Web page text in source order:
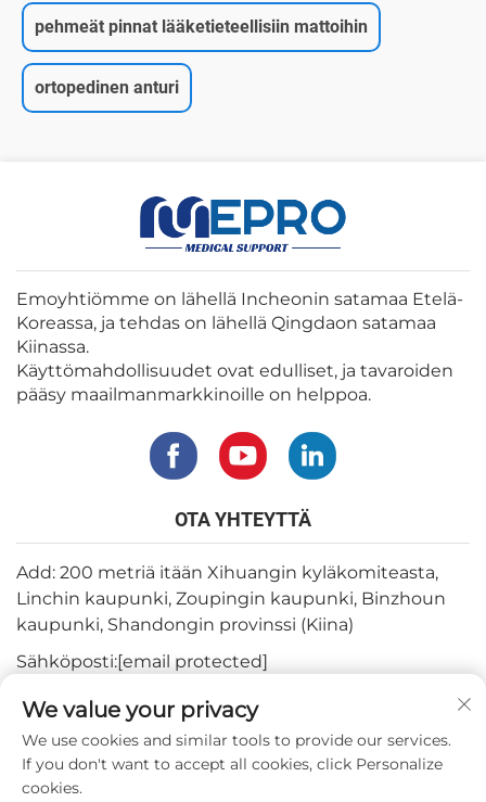
pehmeät pinnat lääketieteellisiin mattoihin
ortopedinen anturi
Emoyhtiömme on lähellä Incheonin satamaa Etelä-
Koreassa, ja tehdas on lähellä Qingdaon satamaa
Kiinassa.
Käyttömahdollisuudet ovat edulliset, ja tavaroiden
pääsy maailmanmarkkinoille on helppoa.
OTA YHTEYTTÄ
Add: 200 metriä itään Xihuangin kyläkomiteasta,
Linchin kaupunki, Zoupingin kaupunki, Binzhoun
kaupunki, Shandongin provinssi (Kiina)
Sähköposti:[email protected]
Puh:
+82-3180427370
Puhelin:+86-15564344404
Whatsapp: +82-1022396668
We value your privacy
We use cookies and similar tools to provide our services.
If you don't want to accept all cookies, click Personalize
cookies.